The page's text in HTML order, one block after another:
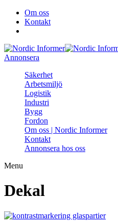
Om oss
Kontakt
Annonsera
Säkerhet
Arbetsmiljö
Logistik
Industri
Bygg
Fordon
Om oss | Nordic Informer
Kontakt
Annonsera hos oss
Menu
Dekal